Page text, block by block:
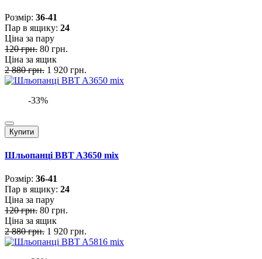
Розмiр: 36-41
Пар в ящику: 24
Ціна за пару
120 грн. 80 грн.
Ціна за ящик
2 880 грн. 1 920 грн.
-33%
Купити
Шльопанці BBT A3650 mix
Розмiр: 36-41
Пар в ящику: 24
Ціна за пару
120 грн. 80 грн.
Ціна за ящик
2 880 грн. 1 920 грн.